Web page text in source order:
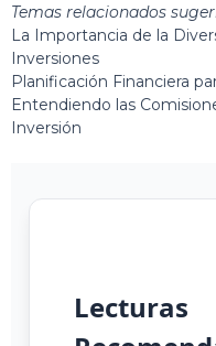
Temas relacionados
La Importancia de la
Inversiones
Planificación Financiera
Entendiendo las
Inversión
Lecturas